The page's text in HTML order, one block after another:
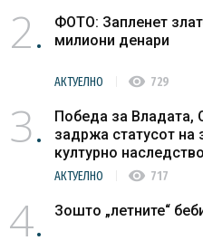
2
ФОТО: Запленет
милиони денари
АКТУЕЛНО visibility 729
3
Победа за Владата,
задржа статусот на
културно наследство
АКТУЕЛНО visibility 717
4 Зошто „летните“